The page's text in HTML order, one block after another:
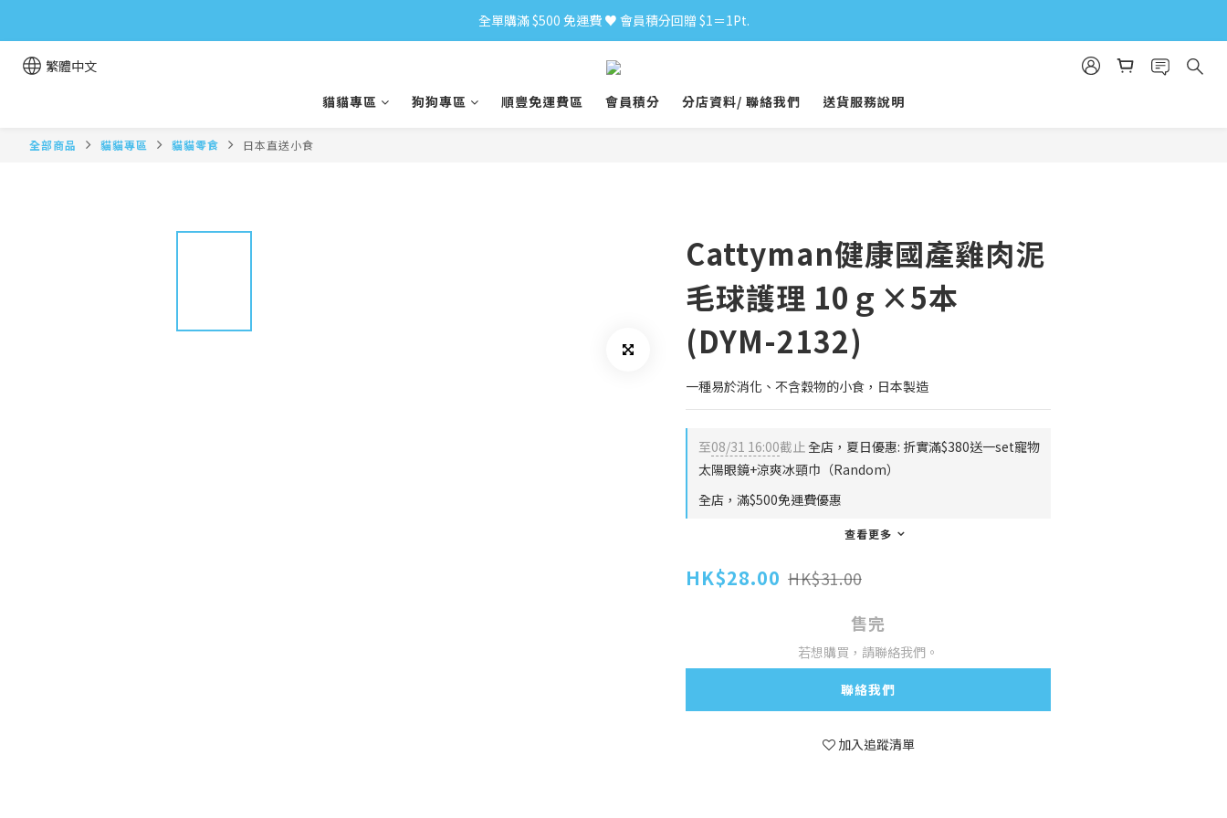
小食購滿 $300 順豐免運費 ‼
全單購滿 $500 免運費 ♥︎ 會員積分回贈 $1＝1Pt.
小食購滿 $300 順豐免運費 ‼
繁體中文
貓貓專區
狗狗專區 順豐免運費區 會員積分 分店資料/ 聯絡我們 送貨服務說明
全部商品 貓貓專區 貓貓零食 日本直送小食
Cattyman健康國產雞肉泥
毛球護理 10ｇ×5本
(DYM-2132)
一種易於消化、不含穀物的小食，日本製造
至08/31 16:00截止全店，夏日優惠: 折實滿$380送一set寵物
太陽眼鏡+涼爽冰頸巾（Random）
全店，滿$500免運費優惠
查看更多
HK$28.00 HK$31.00
售完
若想購買，請聯絡我們。
聯絡我們
加入追蹤清單